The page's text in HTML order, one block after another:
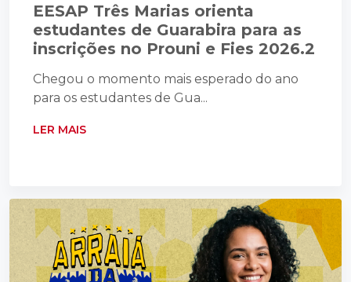
EESAP Três Marias orienta
estudantes de Guarabira para as
inscrições no Prouni e Fies 2026.2
Chegou o momento mais esperado do ano
para os estudantes de Gua...
LER MAIS